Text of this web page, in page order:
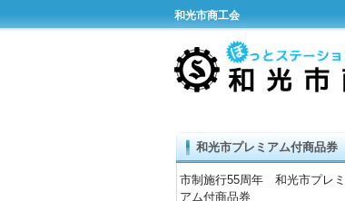
和光市商工会
和光市プレミアム付商品券
市制施行55周年 和光市プレミ
アム付商品券